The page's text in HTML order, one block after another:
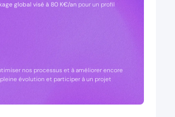
global visé à 80 K€/an pour un profil
nos processus et à améliorer encore
évolution et participer à un projet